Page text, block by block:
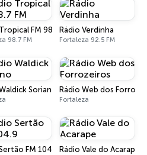
FM 98.7 FM
98.7 FM
Rádio Verdinha
Fortaleza 92.5 FM
Soriano Rádio Web dos
Fortaleza
FM 104.9 Rádio Vale do Acarape